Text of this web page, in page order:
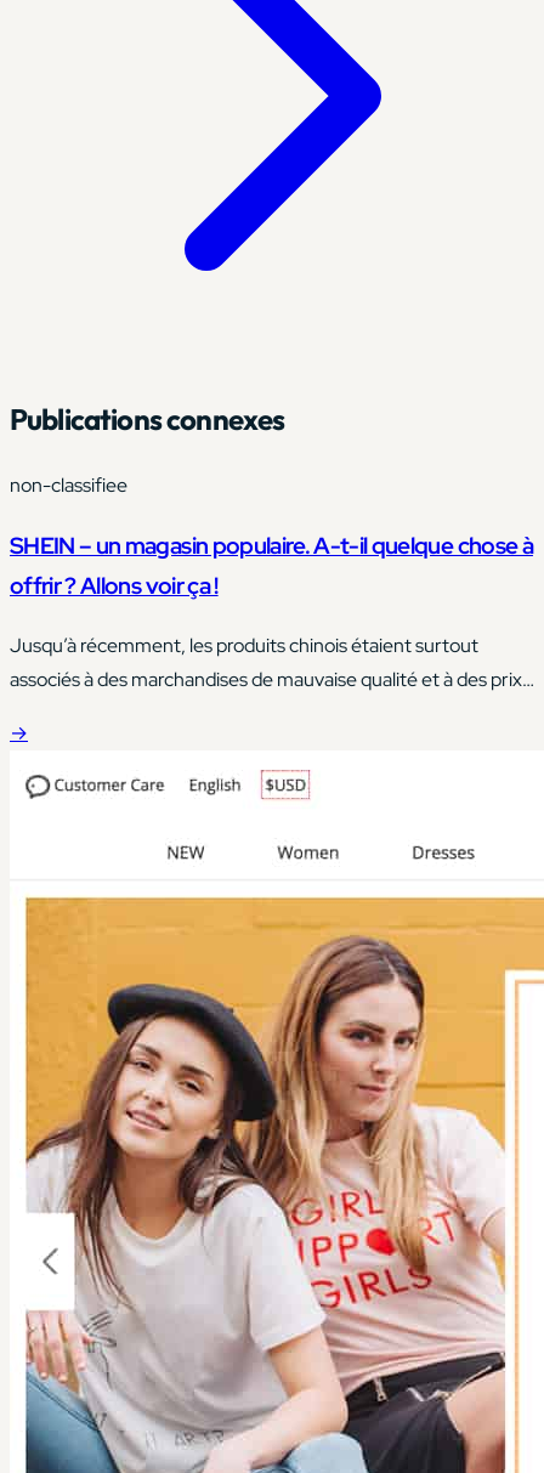
Publications connexes
non-classifiee
SHEIN – un magasin populaire. A-t-il quelque chose à
offrir ? Allons voir ça !
Jusqu’à récemment, les produits chinois étaient surtout
associés à des marchandises de mauvaise qualité et à des prix
l’exécution.
→